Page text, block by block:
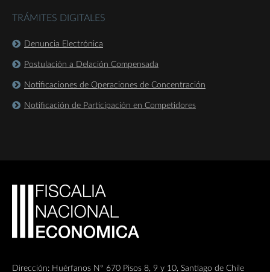
TRÁMITES DIGITALES
Denuncia Electrónica
Postulación a Delación Compensada
Notificaciones de Operaciones de Concentración
Notificación de Participación en Competidores
Dirección: Huérfanos Nº 670 Pisos 8, 9 y 10, Santiago de Chile